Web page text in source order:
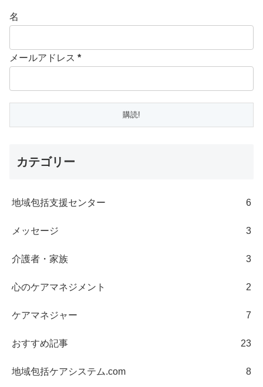
名
メールアドレス *
カテゴリー
地域包括支援センター 6
メッセージ 3
介護者・家族 3
心のケアマネジメント 2
ケアマネジャー 7
おすすめ記事 23
地域包括ケアシステム.com 8